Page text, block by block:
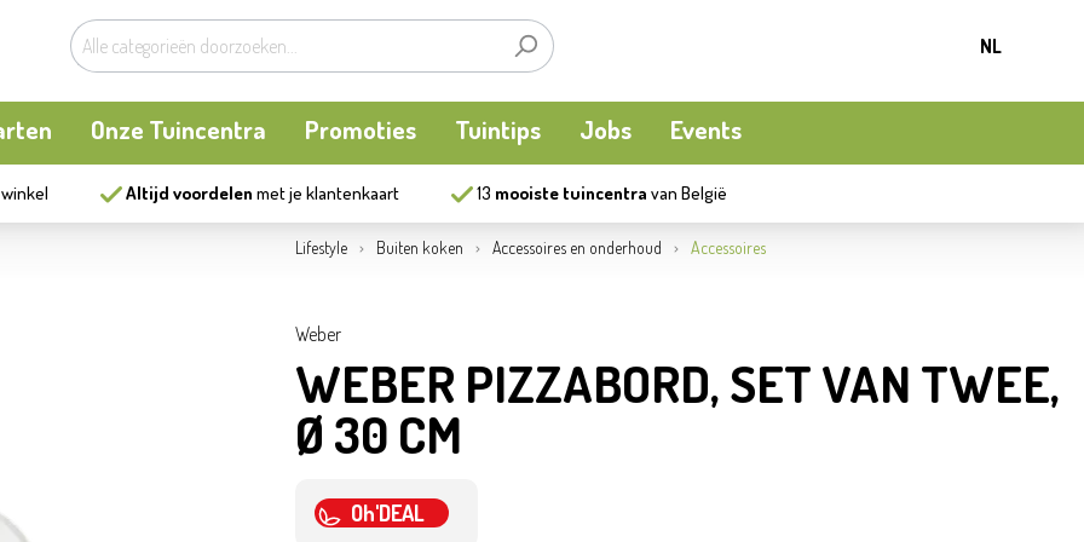
NL
Onze Tuincentra Promoties Tuintips Jobs Events
Kamerplanten
Tuininrichting Beschermen
Bestrijding
Kweekaccessoires
Kooi-en natuurvogels
Terrasverwarming
Homewear Apéro moment
Altijd voordelen met je klantenkaart 13 mooiste tuincentra van België
Lifestyle Buiten koken Accessoires en onderhoud Accessoires
Weber
WEBER PIZZABORD, SET VAN TWEE,
Ø 30 CM
Oh'DEAL